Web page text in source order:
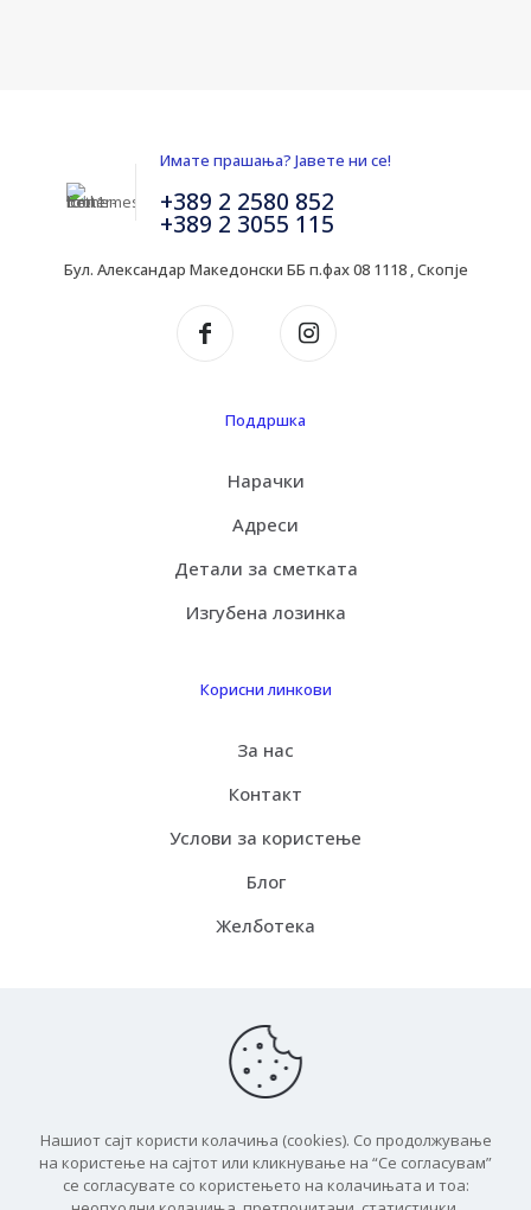
Имате прашања? Јавете ни се!
+389 2 2580 852
+389 2 3055 115
Бул. Александар Македонски ББ п.фах 08 1118 , Скопје
Поддршка
Нарачки
Адреси
Детали за сметката
Изгубена лозинка
Корисни линкови
За нас
Контакт
Услови за користење
Блог
Желботека
Како функцинира
Бесплатна испорака
ЧПП
Нашиот сајт користи колачиња (cookies). Со продолжување
на користење на сајтот или кликнување на “Се согласувам”
се согласувате со користењето на колачињата и тоа: